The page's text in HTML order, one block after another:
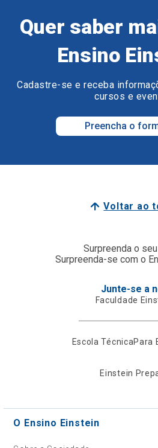
Quer saber
Ensino
Cadastre-se e receba
cursos e
Preencha o
Voltar ao
Surpreenda o
Surpreenda-se com o
Junte-se a
Faculdade
Escola TécnicaPara
Einstein
O Ensino Einstein